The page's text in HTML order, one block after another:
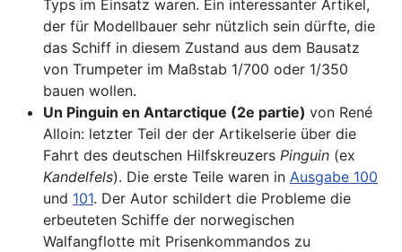
Typs im Einsatz waren. Ein interessanter Artikel,
der für Modellbauer sehr nützlich sein dürfte, die
das Schiff in diesem Zustand aus dem Bausatz
von Trumpeter im Maßstab 1/700 oder 1/350
bauen wollen.
Un Pinguin en Antarctique (2e partie) von René
Alloin: letzter Teil der der Artikelserie über die
Fahrt des deutschen Hilfskreuzers Pinguin (ex
Kandelfels). Die erste Teile waren in Ausgabe 100
und 101. Der Autor schildert die Probleme die
erbeuteten Schiffe der norwegischen
Walfangflotte mit Prisenkommandos zu